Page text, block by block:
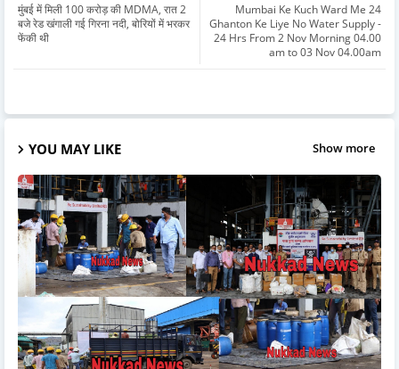
Mumbai Ke Kuch Ward Me 24
Ghanton Ke Liye No Water Supply -
24 Hrs From 2 Nov Morning 04.00
am to 03 Nov 04.00am
मुंबई में मिली 100 करोड़ की MDMA, रात 2
बजे रेड खंगाली गई गिरना नदी, बोरियों में भरकर
फेंकी थी
YOU MAY LIKE Show more